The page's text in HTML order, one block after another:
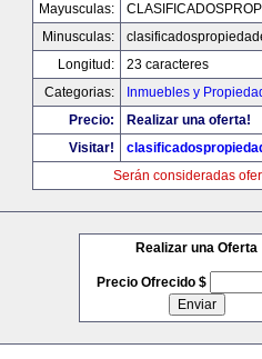
Mayusculas:
Minusculas:
Longitud:
23 caracteres
Categorias:
Inmuebles y
Precio:
Realizar una oferta!
Visitar!
Serán consideradas
Realizar una Oferta
Precio Ofrecido $